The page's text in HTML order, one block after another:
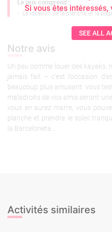
Si vous êtes
SEE ALL
Le prix comprend :
- La location de la planche et la
Notre avis
Un peu comme louer des kayaks,
jamais fait – c’est l’occasion
beaucoup plus amusant: vous
maladroits de vos amis seront
vous en aurez marre, vous
planche et prendre le soleil
la Barceloneta…
Activités similaires